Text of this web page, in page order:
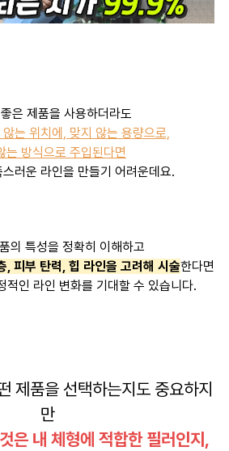
은 제품을 사용하더라도
는 위치에, 맞지 않는 용량으로,
는 방식으로 주입된다면
러운 라인을 만들기 어려운데요.
의 특성을 정확히 이해하고
, 피부 탄력, 힙 라인을 고려해 시술한다면
적인 라인 변화를 기대할 수 있습니다.
제품을 선택하는지도 중요하지
만
은 내 체형에 적합한 필러인지,